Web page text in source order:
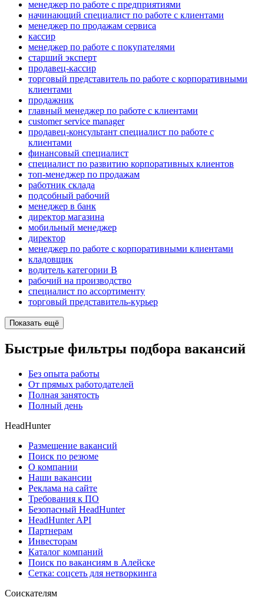
менеджер по работе с предприятиями
начинающий специалист по работе с клиентами
менеджер по продажам сервиса
кассир
менеджер по работе с покупателями
старший эксперт
продавец-кассир
торговый представитель по работе с корпоративными
клиентами
продажник
главный менеджер по работе с клиентами
customer service manager
продавец-консультант специалист по работе с
клиентами
финансовый специалист
специалист по развитию корпоративных клиентов
топ-менеджер по продажам
работник склада
подсобный рабочий
менеджер в банк
директор магазина
мобильный менеджер
директор
менеджер по работе с корпоративными клиентами
кладовщик
водитель категории B
рабочий на производство
специалист по ассортименту
торговый представитель-курьер
Показать ещё
Быстрые фильтры подбора вакансий
Без опыта работы
От прямых работодателей
Полная занятость
Полный день
HeadHunter
Размещение вакансий
Поиск по резюме
О компании
Наши вакансии
Реклама на сайте
Требования к ПО
Безопасный HeadHunter
HeadHunter API
Партнерам
Инвесторам
Каталог компаний
Поиск по вакансиям в Алейске
Сетка: соцсеть для нетворкинга
Соискателям